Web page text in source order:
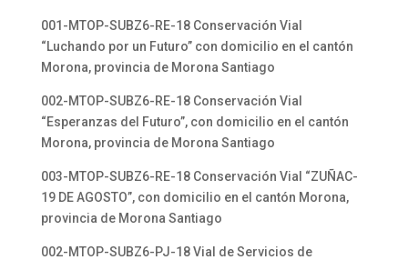
001-MTOP-SUBZ6-RE-18 Conservación Vial
“Luchando por un Futuro” con domicilio en el cantón
Morona, provincia de Morona Santiago
002-MTOP-SUBZ6-RE-18 Conservación Vial
“Esperanzas del Futuro”, con domicilio en el cantón
Morona, provincia de Morona Santiago
003-MTOP-SUBZ6-RE-18 Conservación Vial “ZUÑAC-
19 DE AGOSTO”, con domicilio en el cantón Morona,
provincia de Morona Santiago
002-MTOP-SUBZ6-PJ-18 Vial de Servicios de